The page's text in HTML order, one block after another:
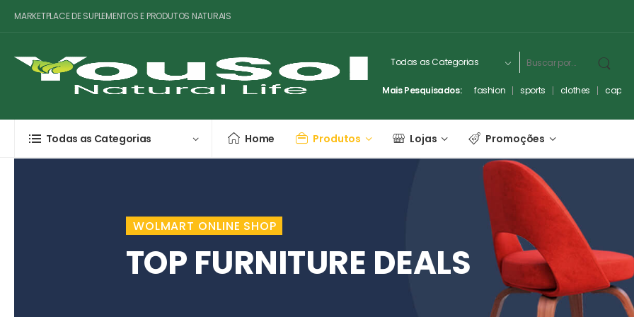
MARKETPLACE DE SUPLEMENTOS E PRODUTOS NATURAIS
Mais Pesquisados: fashion sports clothes
Todas as Categorias Home Produtos Lojas Promoções
WOLMART ONLINE SHOP
TOP FURNITURE DEALS